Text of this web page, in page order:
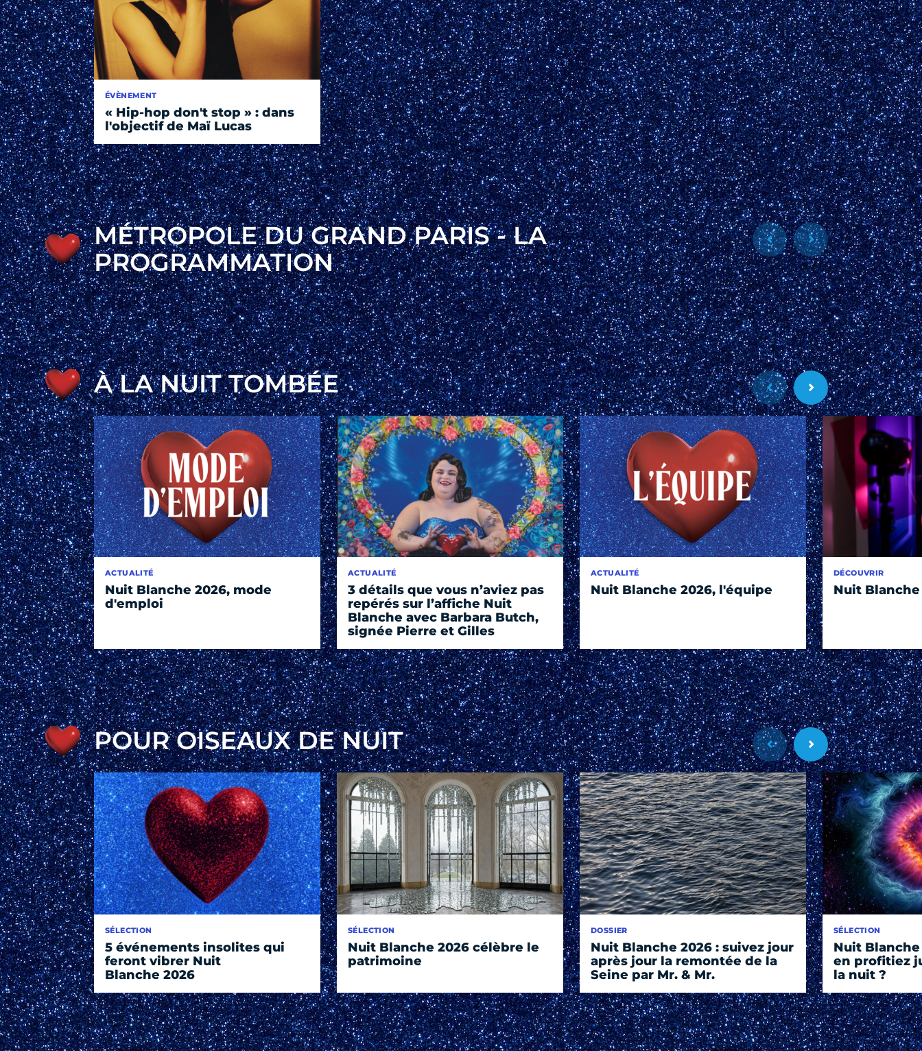
ÉVÈNEMENT
« Hip-hop don't stop » : dans
l'objectif de Maï Lucas
MÉTROPOLE DU GRAND PARIS - LA
PROGRAMMATION
À LA NUIT TOMBÉE
ACTUALITÉ
Nuit Blanche 2026, mode
d'emploi
ACTUALITÉ
3 détails que vous n’aviez pas
repérés sur l’affiche Nuit
Blanche avec Barbara Butch,
signée Pierre et Gilles
ACTUALITÉ
Nuit Blanche 2026, l'équipe
DÉCOUVRIR
Nuit
POUR OISEAUX DE NUIT
SÉLECTION
5 événements insolites qui
feront vibrer Nuit
Blanche 2026
SÉLECTION
Nuit Blanche 2026 célèbre le
patrimoine
DOSSIER
Nuit Blanche 2026 : suivez jour
après jour la remontée de la
Seine par Mr. & Mr.
SÉLECTION
Nuit Blanche
en profitiez
la nuit ?